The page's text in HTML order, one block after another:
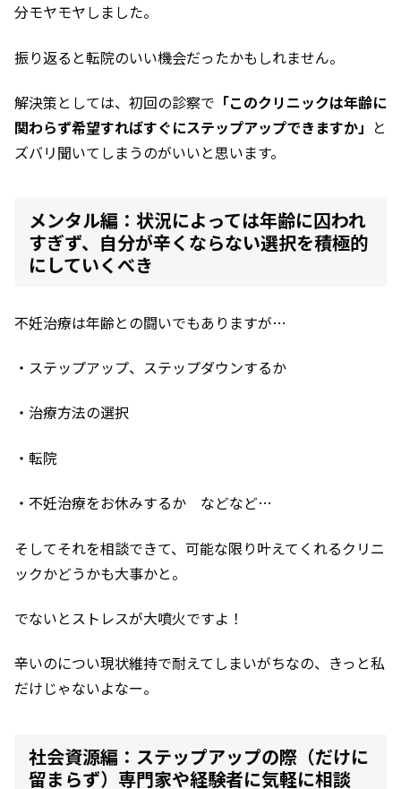
分モヤモヤしました。
振り返ると転院のいい機会だったかもしれません。
解決策としては、初回の診察で 「このクリニックは年齢に
関わらず希望すればすぐにステップアップできますか」 と
ズバリ聞いてしまうのがいいと思います。
メンタル編：状況によっては年齢に囚われ
すぎず、自分が辛くならない選択を積極的
にしていくべき
不妊治療は年齢との闘いでもありますが…
・ステップアップ、ステップダウンするか
・治療方法の選択
・転院
・不妊治療をお休みするか などなど…
そしてそれを相談できて、可能な限り叶えてくれるクリニ
ックかどうかも大事かと。
でないとストレスが大噴火ですよ！
辛いのについ現状維持で耐えてしまいがちなの、きっと私
だけじゃないよなー。
社会資源編：ステップアップの際（だけに
留まらず）専門家や経験者に気軽に相談